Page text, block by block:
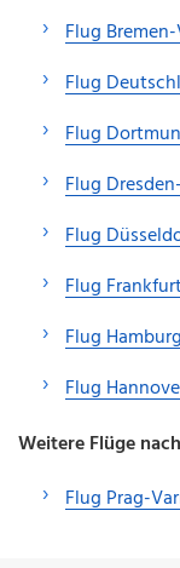
Flug
Flug
Flug
Flug
Flug
Flug
Flug
Flug
Weitere Flüge
Flug Prag-